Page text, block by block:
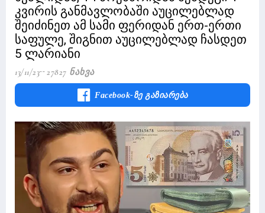
კვირის განმავლობაში აუცილებლად
შეიძინეთ ამ სამი ფერიდან ერთ-ერთი
საფულე, შიგნით აუცილებლად ჩასდეთ
5 ლარიანი
13/11/23 27827 Ნახვა
Facebook-Ზე Გაზიარება